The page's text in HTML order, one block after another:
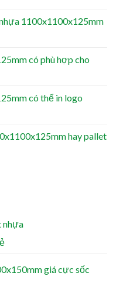
1100x1100x125mm
có phù hợp cho
có thể in logo
hay pallet
nhựa
giá cực sốc